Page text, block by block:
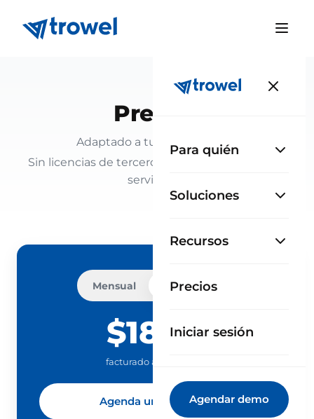
Para quién
Soluciones
Recursos
Precios
Iniciar sesión
Agendar demo
Precios
Adaptado a tus necesidades.
Sin licencias de terceros ni mantenimiento de
servidores.
Mensual Anual −10%
$189/ mes
facturado anualmente
Agenda una demo